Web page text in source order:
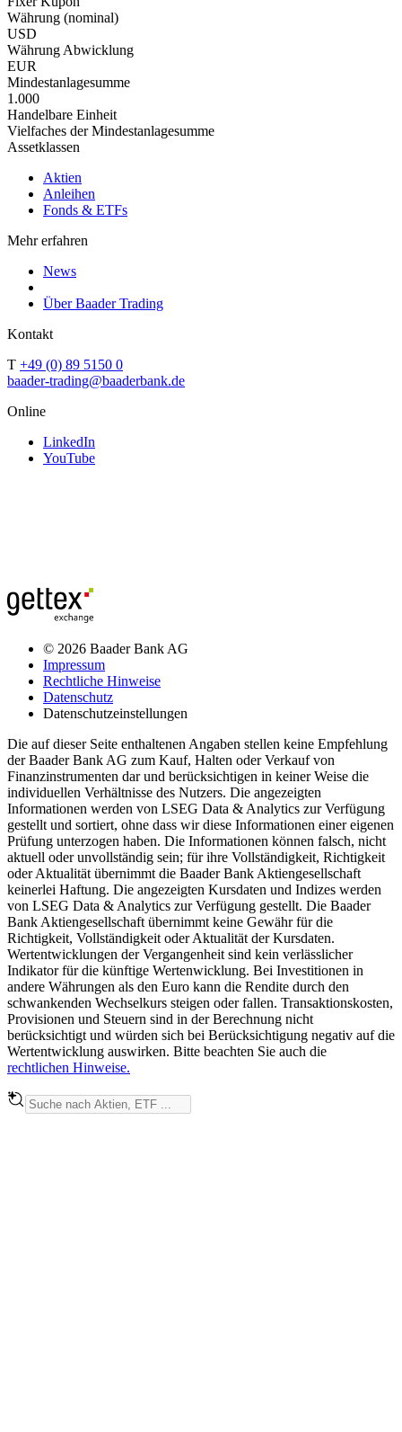
Währung (nominal)
USD
Währung Abwicklung
EUR
Mindestanlagesumme
1.000
Handelbare Einheit
Vielfaches der Mindestanlagesumme
Assetklassen
Aktien
Anleihen
Fonds & ETFs
Mehr erfahren
News
Über Baader Trading
Kontakt
T +49 (0) 89 5150 0
baader-trading@baaderbank.de
Online
LinkedIn
YouTube
© 2026 Baader Bank AG
Impressum
Rechtliche Hinweise
Datenschutz
Datenschutzeinstellungen
Die auf dieser Seite enthaltenen Angaben stellen keine Empfehlung
der Baader Bank AG zum Kauf, Halten oder Verkauf von
Finanzinstrumenten dar und berücksichtigen in keiner Weise die
individuellen Verhältnisse des Nutzers. Die angezeigten
Informationen werden von LSEG Data & Analytics zur Verfügung
gestellt und sortiert, ohne dass wir diese Informationen einer eigenen
Prüfung unterzogen haben. Die Informationen können falsch, nicht
aktuell oder unvollständig sein; für ihre Vollständigkeit, Richtigkeit
oder Aktualität übernimmt die Baader Bank Aktiengesellschaft
keinerlei Haftung. Die angezeigten Kursdaten und Indizes werden
von LSEG Data & Analytics zur Verfügung gestellt. Die Baader
Bank Aktiengesellschaft übernimmt keine Gewähr für die
Richtigkeit, Vollständigkeit oder Aktualität der Kursdaten.
Wertentwicklungen der Vergangenheit sind kein verlässlicher
Indikator für die künftige Wertenwicklung. Bei Investitionen in
andere Währungen als den Euro kann die Rendite durch den
schwankenden Wechselkurs steigen oder fallen. Transaktionskosten,
Provisionen und Steuern sind in der Berechnung nicht
berücksichtigt und würden sich bei Berücksichtigung negativ auf die
Wertentwicklung auswirken. Bitte beachten Sie auch die
rechtlichen Hinweise.